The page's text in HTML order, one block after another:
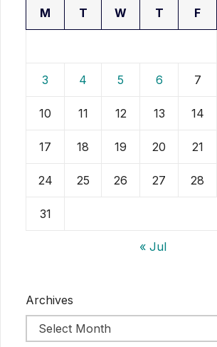
M T W T F
3 4 5 6 7
10 11 12 13 14
17 18 19 20 21
24 25 26 27 28
31
« Jul
Archives